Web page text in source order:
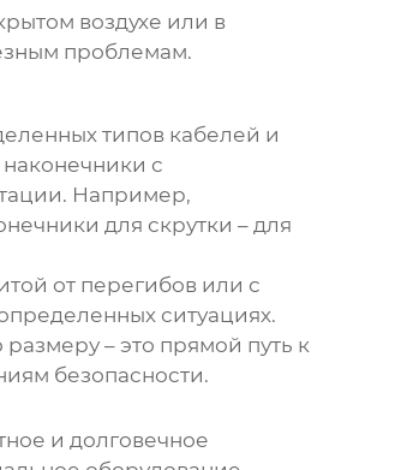
воздухе или в
проблемам.
типов кабелей и
с
Например,
для скрутки – для
от перегибов или с
ситуациях.
– это прямой путь к
безопасности.
и долговечное